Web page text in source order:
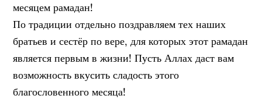
месяцем рамадан!
По традиции отдельно поздравляем тех наших
братьев и сестёр по вере, для которых этот рамадан
является первым в жизни! Пусть Аллах даст вам
возможность вкусить сладость этого
благословенного месяца!